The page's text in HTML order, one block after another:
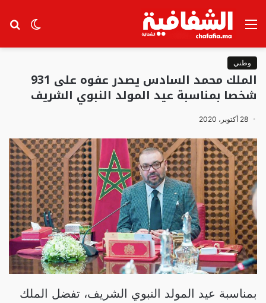
الوضع
القائمة
وطني
الملك محمد السادس يصدر عفوه على 931
شخصا بمناسبة عيد المولد النبوي الشريف
28 أكتوبر، 2020
بمناسبة عيد المولد النبوي الشريف، تفضل الملك